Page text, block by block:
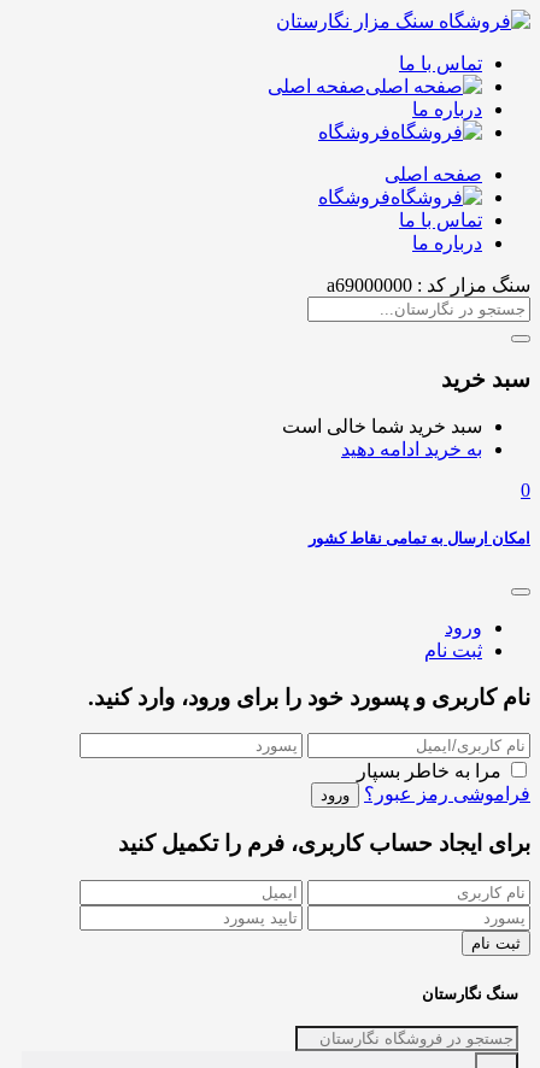
تماس با ما
صفحه اصلی
درباره ما
فروشگاه
صفحه اصلی
فروشگاه
تماس با ما
درباره ما
سنگ مزار کد : a69000000
سبد خرید
سبد خرید شما خالی است
به خرید ادامه دهید
0
امکان ارسال به تمامی نقاط کشور
ورود
ثبت نام
نام کاربری و پسورد خود را برای ورود، وارد کنید.
مرا به خاطر بسپار
فراموشی رمز عبور؟
برای ایجاد حساب کاربری، فرم را تکمیل کنید
سنگ نگارستان